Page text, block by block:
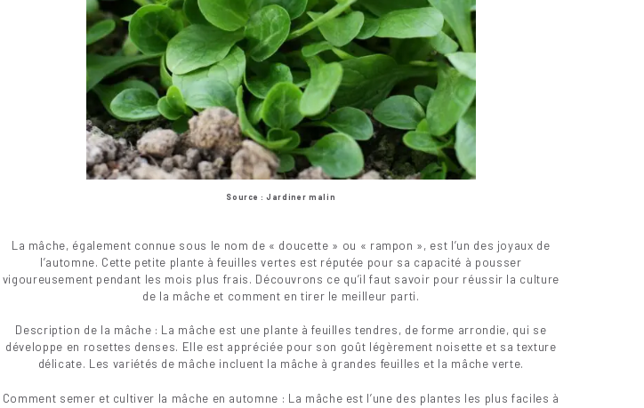
Source : Jardiner malin
La mâche, également connue sous le nom de « doucette » ou « rampon », est l’un des joyaux de
l’automne. Cette petite plante à feuilles vertes est réputée pour sa capacité à pousser
vigoureusement pendant les mois plus frais. Découvrons ce qu’il faut savoir pour réussir la culture
de la mâche et comment en tirer le meilleur parti.
Description de la mâche : La mâche est une plante à feuilles tendres, de forme arrondie, qui se
développe en rosettes denses. Elle est appréciée pour son goût légèrement noisette et sa texture
délicate. Les variétés de mâche incluent la mâche à grandes feuilles et la mâche verte.
Comment semer et cultiver la mâche en automne : La mâche est l’une des plantes les plus faciles à